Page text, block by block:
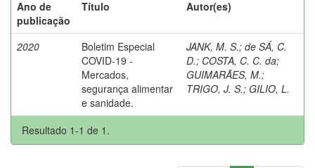
Ano de
publicação
Título Autor(es)
2020
Boletim Especial
COVID-19 -
Mercados,
segurança alimentar
e sanidade.
JANK, M. S.; de SÁ, C.
D.; COSTA, C. C. da;
GUIMARÃES, M.;
TRIGO, J. S.; GILIO, L.
Resultado 1-1 de 1.